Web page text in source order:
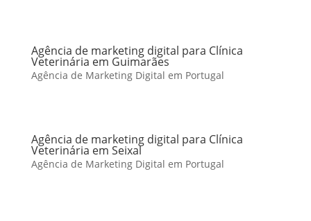
Agência de marketing digital para Clínica
Veterinária em Guimarães
Agência de Marketing Digital em Portugal
Agência de marketing digital para Clínica
Veterinária em Seixal
Agência de Marketing Digital em Portugal